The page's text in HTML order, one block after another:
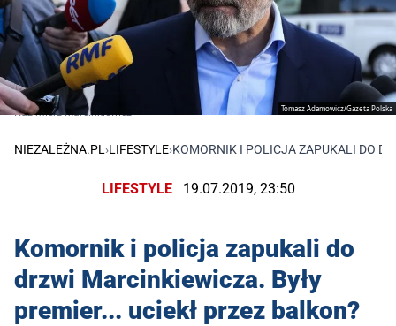
Tomasz Adamowicz/Gazeta Polska
Kazimierz Marcinkiewicz
NIEZALEŻNA.PL›LIFESTYLE›KOMORNIK I POLICJA ZAPUKALI DO
LIFESTYLE 19.07.2019, 23:50
Komornik i policja zapukali do
drzwi Marcinkiewicza. Były
premier... uciekł przez balkon?